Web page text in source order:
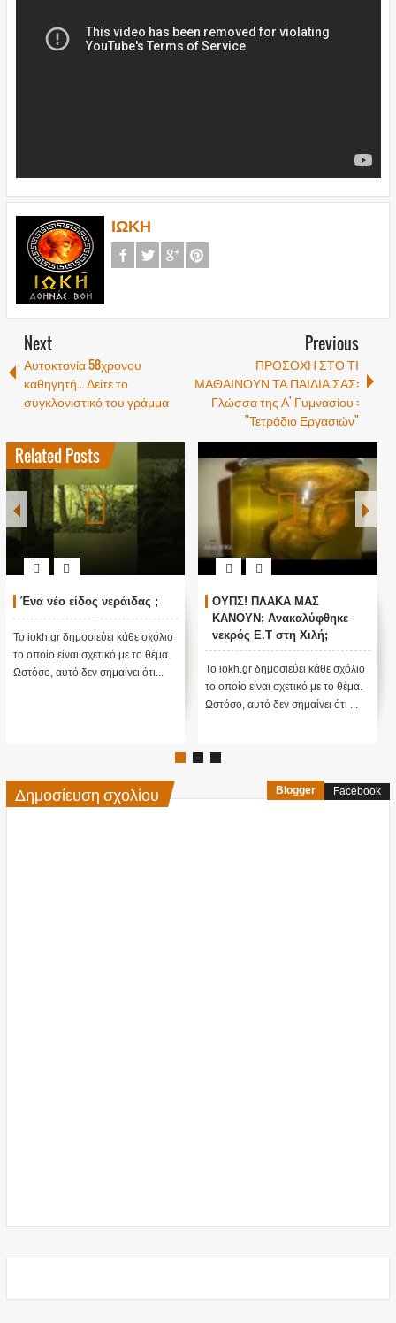
ΙΩΚΗ
Next
Αυτοκτονία 58χρονου
καθηγητή… Δείτε το
συγκλονιστικό του γράμμα
Previous
ΠΡΟΣΟΧΗ ΣΤΟ ΤΙ
ΜΑΘΑΙΝΟΥΝ ΤΑ ΠΑΙΔΙΑ ΣΑΣ:
Γλώσσα της Α' Γυμνασίου :
"Τετράδιο Εργασιών"
Related Posts
Ένα νέο είδος νεράιδας ;
Το iokh.gr δημοσιεύει κάθε σχόλιο
το οποίο είναι σχετικό με το θέμα.
Ωστόσο, αυτό δεν σημαίνει ότι...
ΟΥΠΣ! ΠΛΑΚΑ ΜΑΣ
ΚΑΝΟΥΝ; Ανακαλύφθηκε
νεκρός E.T στη Χιλή;
(Βίντεο)
Το iokh.gr δημοσιεύει κάθε σχόλιο
το οποίο είναι σχετικό με το θέμα.
Ωστόσο, αυτό δεν σημαίνει ότι ...
Δημοσίευση σχολίου Blogger Facebook